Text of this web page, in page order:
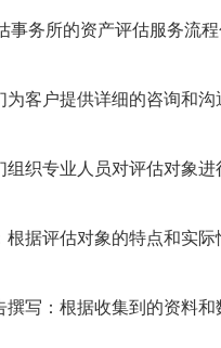
事务所的资产评估服务流程
为客户提供详细的咨询和沟
组织专业人员对评估对象进
根据评估对象的特点和实
撰写：根据收集到的资料